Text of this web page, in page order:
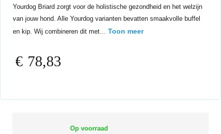
Yourdog Briard zorgt voor de holistische gezondheid en het welzijn
van jouw hond. Alle Yourdog varianten bevatten smaakvolle buffel
en kip. Wij combineren dit met… Toon meer
€ 78,83
Op voorraad